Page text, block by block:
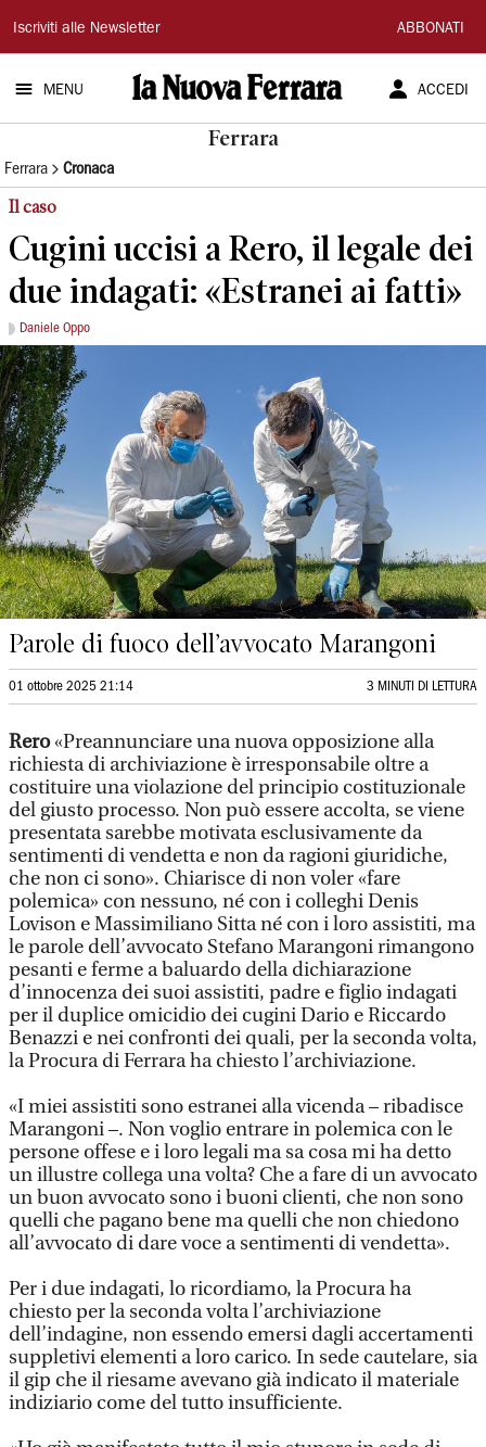
La
Nuova
Ferrara
Iscriviti alle Newsletter ABBONATI
MENU ACCEDI
Ferrara
Ferrara Cronaca
Il caso
Cugini uccisi a Rero, il legale dei
due indagati: «Estranei ai fatti»
Daniele Oppo
Parole di fuoco dell’avvocato Marangoni
01 ottobre 2025 21:14 3 MINUTI DI LETTURA
Rero«Preannunciare una nuova opposizione alla
richiesta di archiviazione è irresponsabile oltre a
costituire una violazione del principio costituzionale
del giusto processo. Non può essere accolta, se viene
presentata sarebbe motivata esclusivamente da
sentimenti di vendetta e non da ragioni giuridiche,
che non ci sono». Chiarisce di non voler «fare
polemica» con nessuno, né con i colleghi Denis
Lovison e Massimiliano Sitta né con i loro assistiti, ma
le parole dell’avvocato Stefano Marangoni rimangono
pesanti e ferme a baluardo della dichiarazione
d’innocenza dei suoi assistiti, padre e figlio indagati
per il duplice omicidio dei cugini Dario e Riccardo
Benazzi e nei confronti dei quali, per la seconda volta,
la Procura di Ferrara ha chiesto l’archiviazione.
«I miei assistiti sono estranei alla vicenda – ribadisce
Marangoni –. Non voglio entrare in polemica con le
persone offese e i loro legali ma sa cosa mi ha detto
un illustre collega una volta? Che a fare di un avvocato
un buon avvocato sono i buoni clienti, che non sono
quelli che pagano bene ma quelli che non chiedono
all’avvocato di dare voce a sentimenti di vendetta».
Per i due indagati, lo ricordiamo, la Procura ha
chiesto per la seconda volta l’archiviazione
dell’indagine, non essendo emersi dagli accertamenti
suppletivi elementi a loro carico. In sede cautelare, sia
il gip che il riesame avevano già indicato il materiale
indiziario come del tutto insufficiente.